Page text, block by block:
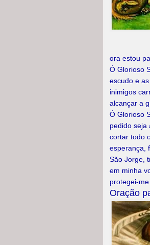
ora estou
Ó Glorioso
escudo e
inimigos
alcançar a
Ó Glorioso
pedido seja
cortar todo
esperança,
São Jorge,
em minha
protegei-
Oração